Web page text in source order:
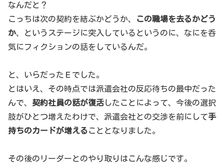
なんだと？
こっちは次の契約を結ぶかどうか、
この職場を去るかどう
か、というステージに突入しているというのに、なにを呑
気にフィクションの話をしているんだ。
と、いらだったＥでした。
とはいえ、その時点では派遣会社の反応待ちの最中だった
んで、 契約社員の話が復活したことによって、今後の選択
肢がひとつ増えたわけで、派遣会社との交渉を前にして手
持ちのカードが増える こととなりました。
その後のリーダーとのやり取りはこんな感じです。